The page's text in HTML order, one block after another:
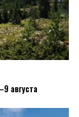
августа